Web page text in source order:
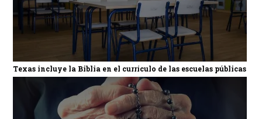
Texas incluye la Biblia en el currículo de las escuelas públicas